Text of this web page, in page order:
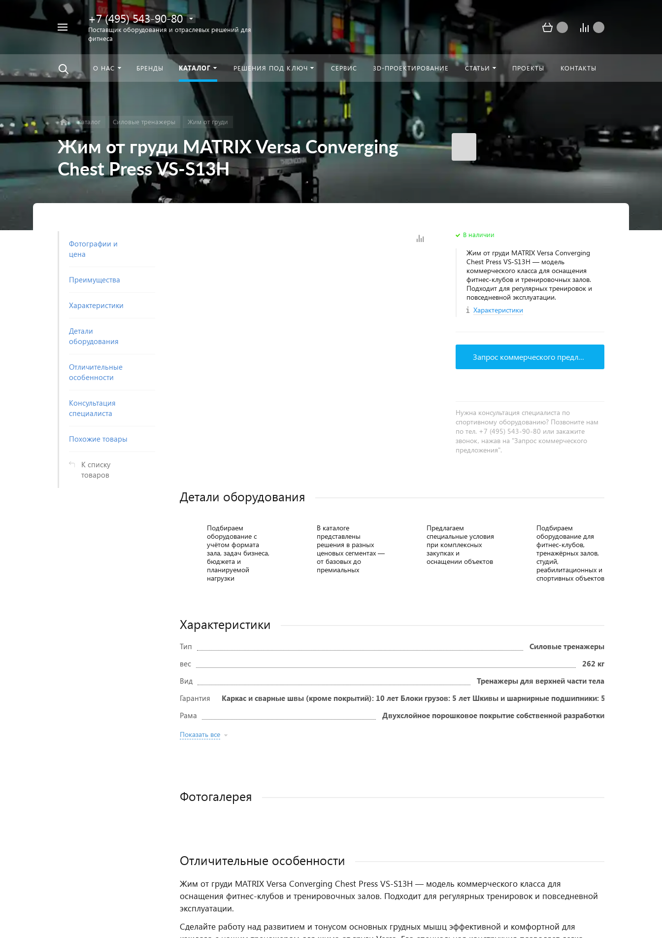
Например,
+7 (495) 543-90-80
Поставщик оборудования и отраслевых решений для
фитнеса
О НАС БРЕНДЫ КАТАЛОГ РЕШЕНИЯ ПОД КЛЮЧ СЕРВИС 3D-ПРОЕКТИРОВАНИЕ СТАТЬИ ПРОЕКТЫ КОНТАКТЫ
Каталог Силовые тренажеры Жим от груди
Жим от груди MATRIX Versa Converging
Chest Press VS-S13H
Фотографии и
цена
Преимущества
Характеристики
Детали
оборудования
Отличительные
особенности
Консультация
специалиста
Похожие товары
К списку
товаров
В наличии
Жим от груди MATRIX Versa Converging
Chest Press VS-S13H — модель
коммерческого класса для оснащения
фитнес‑клубов и тренировочных залов.
Подходит для регулярных тренировок и
повседневной эксплуатации.
Характеристики
Запрос коммерческого предложения
Нужна консультация специалиста по
спортивному оборудованию? Позвоните нам
по тел. +7 (495) 543-90-80 или закажите
звонок, нажав на "Запрос коммерческого
предложения".
Детали оборудования
Подбираем
оборудование с
учётом формата
зала, задач бизнеса,
бюджета и
планируемой
нагрузки
В каталоге
представлены
решения в разных
ценовых сегментах —
от базовых до
премиальных
Предлагаем
специальные условия
при комплексных
закупках и
оснащении объектов
Подбираем
оборудование для
фитнес-клубов,
тренажёрных залов,
студий,
реабилитационных и
спортивных объектов
Характеристики
Тип
Силовые тренажеры
вес
262 кг
Вид
Тренажеры для верхней части тела
Гарантия
Каркас и сварные швы (кроме покрытий): 10 лет Блоки грузов: 5 лет Шкивы и шарнирные подшипники: 5 лет Другие
Рама
Двухслойное порошковое покрытие собственной разработки
Показать все
Фотогалерея
Отличительные особенности
Жим от груди MATRIX Versa Converging Chest Press VS-S13H — модель коммерческого класса для
оснащения фитнес‑клубов и тренировочных залов. Подходит для регулярных тренировок и повседневной
эксплуатации.
Сделайте работу над развитием и тонусом основных грудных мышц эффективной и комфортной для